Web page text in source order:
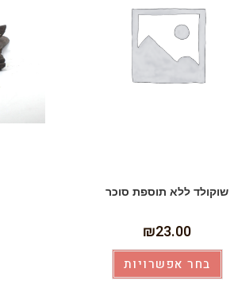
שוקולד ללא תוספת סוכר
₪23.00
בחר אפשרויות